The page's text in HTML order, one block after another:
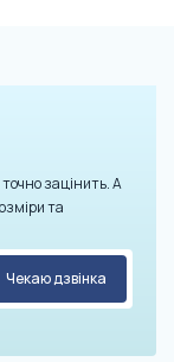
зацінить. А
та